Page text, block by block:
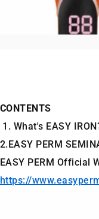
CONTENTS
1. What's EASY
2.EASY PERM
EASY PERM Official
https://